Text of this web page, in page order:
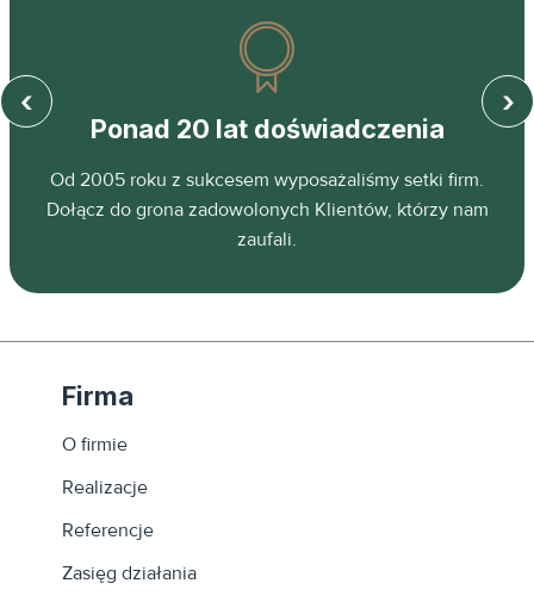
Ponad 20 lat doświadczenia
Od 2005 roku z sukcesem wyposażaliśmy setki firm.
Dołącz do grona zadowolonych Klientów, którzy nam
zaufali.
‹ ›
Firma
O firmie
Realizacje
Referencje
Zasięg działania